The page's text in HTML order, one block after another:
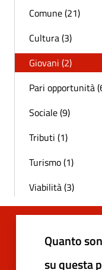
Comune (21)
Cultura (3)
Giovani (2)
Pari opportunità
Sociale (9)
Tributi (1)
Turismo (1)
Viabilità (3)
Quanto
su questa